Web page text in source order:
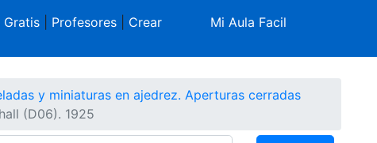
| Profesores| Crear
Mi Aula Facil
y miniaturas en ajedrez. Aperturas cerradas
(D06). 1925